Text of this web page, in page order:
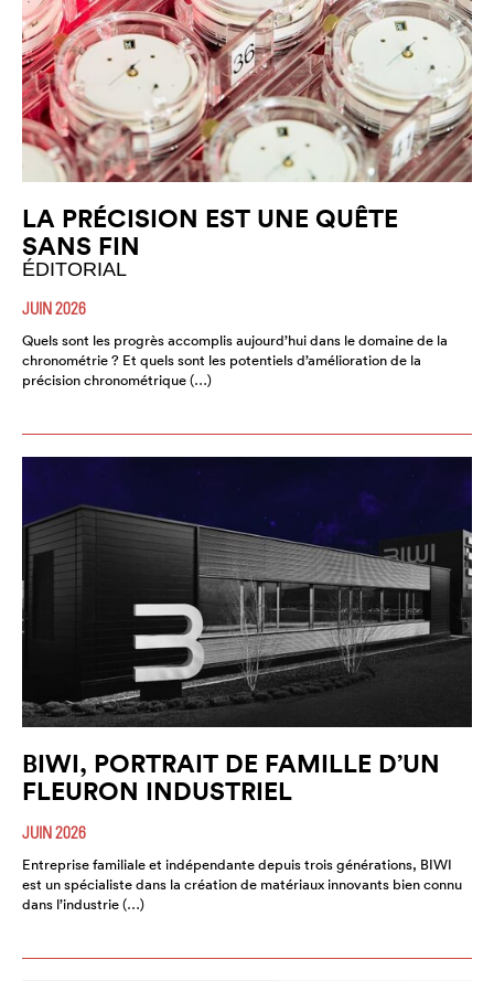
LA PRÉCISION EST UNE QUÊTE
SANS FIN
ÉDITORIAL
JUIN 2026
Quels sont les progrès accomplis aujourd’hui dans le domaine de la
chronométrie ? Et quels sont les potentiels d’amélioration de la
précision chronométrique (…)
BIWI, PORTRAIT DE FAMILLE D’UN
FLEURON INDUSTRIEL
JUIN 2026
Entreprise familiale et indépendante depuis trois générations, BIWI
est un spécialiste dans la création de matériaux innovants bien connu
dans l’industrie (…)